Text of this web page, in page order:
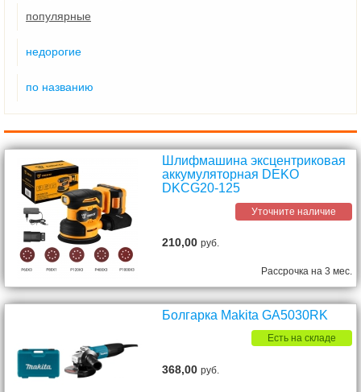
популярные
недорогие
по названию
Шлифмашина эксцентриковая
аккумуляторная DEKO
DKCG20-125
Уточните наличие
210,00руб.
Рассрочка на 3 мес.
Болгарка Makita GA5030RK
Есть на складе
368,00руб.